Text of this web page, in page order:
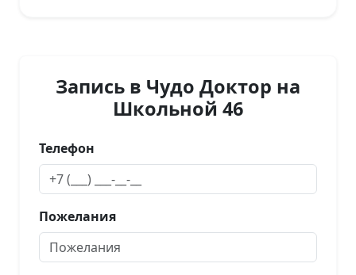
Запись в Чудо Доктор на
Школьной 46
Телефон
Пожелания